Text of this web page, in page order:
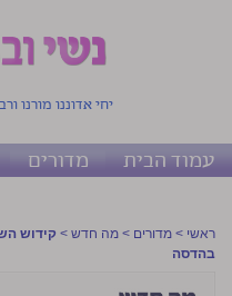
יחי אדוננו מורנו
עמוד הבית מדורים
ראשי > מדורים > מה חדש > קידוש
בהדסה